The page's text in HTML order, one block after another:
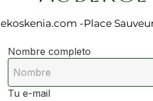
-Place
Nombre completo
Tu e-mail